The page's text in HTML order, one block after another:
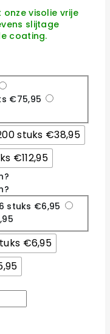
visolie vrije
slijtage
coating.
€75,95
stuks €38,95
€112,95
6 stuks €6,95
€6,95